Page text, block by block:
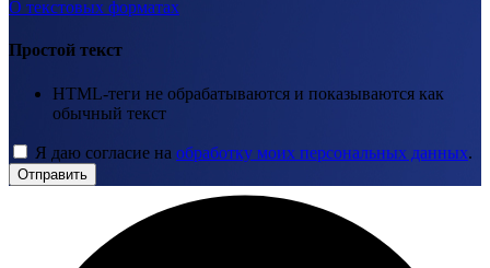
О текстовых форматах
Простой текст
HTML-теги не обрабатываются и показываются как
обычный текст
Я даю согласие на обработку моих персональных данных.
Отправить